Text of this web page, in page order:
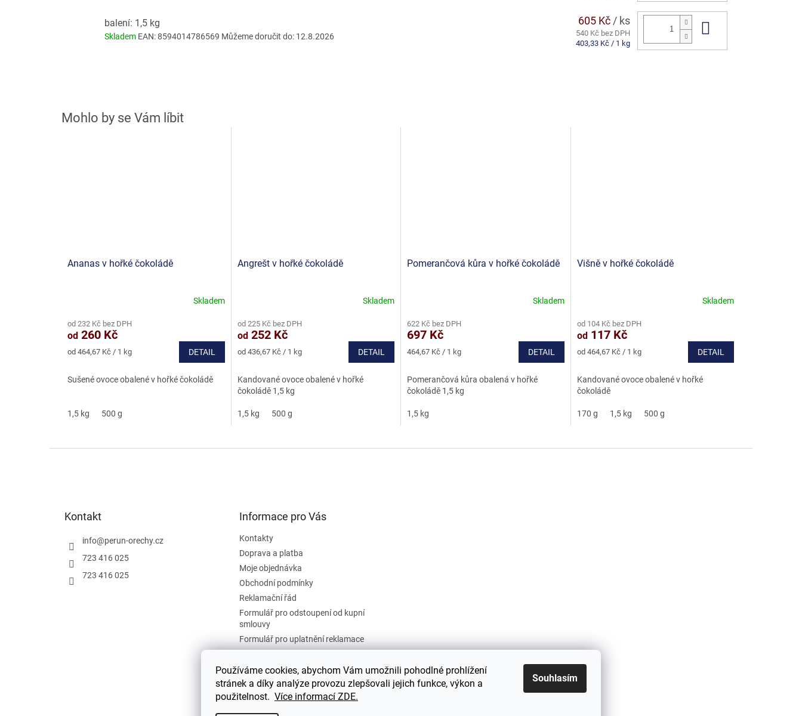
Používáme cookies, abychom Vám umožnili pohodlné prohlížení
stránek a díky analýze provozu zlepšovali jejich funkce, výkon a
použitelnost. Více informací ZDE.
Souhlasím
balení: 1,5 kg
Skladem EAN:8594014786569 Můžeme doručit do: 12.8.2026
605 Kč / ks
540 Kč bez DPH
Měrná
403,33 Kč / 1 kg
Ananas v hořké čokoládě
produktu
je
5,0
hvězdiček.
Skladem
od 232 Kč bez DPH
od 260 Kč
Měrná
od 464,67 Kč / 1 kg DETAIL
Sušené ovoce obalené v hořké čokoládě
1,5 kg 500 g
Angrešt v hořké čokoládě
produktu
je
5,0
hvězdiček.
Skladem
od 225 Kč bez DPH
od252 Kč
Měrná
od 436,67 Kč / 1 kg DETAIL
Kandované ovoce obalené v hořké
čokoládě 1,5 kg
1,5 kg 500 g
Pomerančová kůra v hořké čokoládě
produktu
je
4,8
hvězdiček.
Skladem
622 Kč bez DPH
697 Kč
Měrná
464,67 Kč / 1 kg DETAIL
Pomerančová kůra obalená v hořké
čokoládě 1,5 kg
1,5 kg
Višně v hořké čokoládě
produktu
je
5,0
hvězdiček.
Skladem
od 104 Kč bez DPH
od117 Kč
Měrná
od 464,67 Kč / 1 kg DETAIL
Kandované ovoce obalené v hořké
čokoládě
170 g 1,5 kg 500 g
Kontakt
info@perun-orechy.cz
723 416 025
723 416 025
Informace pro Vás
Kontakty
Doprava a platba
Moje objednávka
Obchodní podmínky
Reklamační řád
Formulář pro odstoupení od kupní
smlouvy
Formulář pro uplatnění reklamace
Zásady používání souborů cookie
Mapa serveru